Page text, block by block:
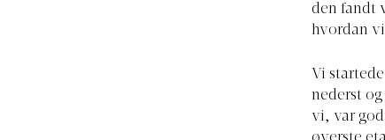
den fandt
hvordan
Vi
nederst
vi, var